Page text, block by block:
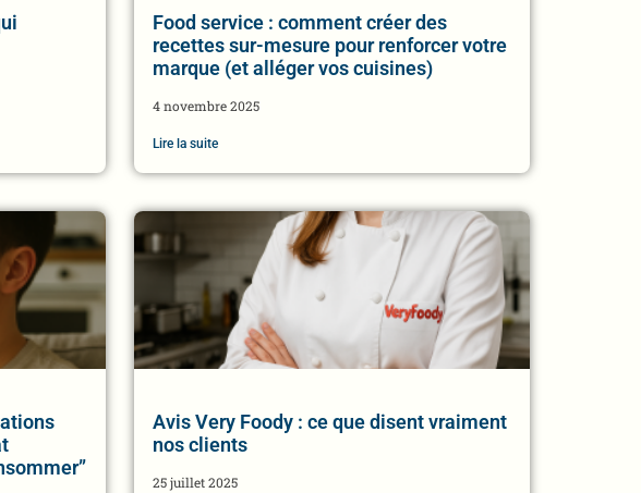
Food service : comment créer des
recettes sur-mesure pour renforcer votre
marque (et alléger vos cuisines)
4 novembre 2025
Lire la suite
Avis Very Foody : ce que disent vraiment
nos clients
25 juillet 2025